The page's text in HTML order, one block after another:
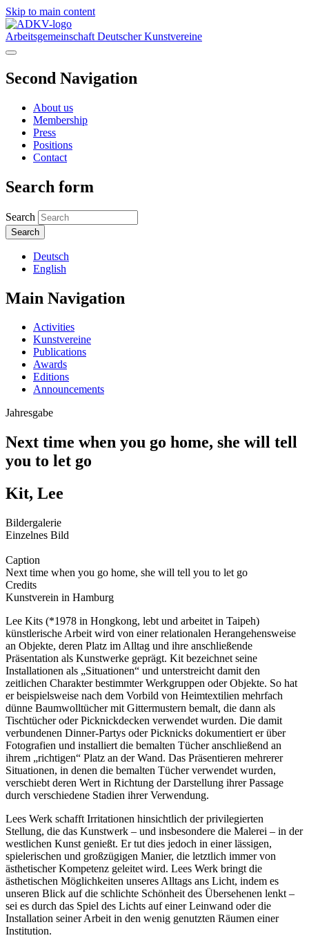
Skip to main content
Arbeitsgemeinschaft Deutscher Kunstvereine
Second Navigation
About us
Membership
Press
Positions
Contact
Search form
Search
Deutsch
English
Main Navigation
Activities
Kunstvereine
Publications
Awards
Editions
Announcements
Jahresgabe
Next time when you go home, she will tell
you to let go
Kit, Lee
Bildergalerie
Einzelnes Bild
Caption
Next time when you go home, she will tell you to let go
Credits
Kunstverein in Hamburg
Lee Kits (*1978 in Hongkong, lebt und arbeitet in Taipeh)
künstlerische Arbeit wird von einer relationalen Herangehensweise
an Objekte, deren Platz im Alltag und ihre anschließende
Präsentation als Kunstwerke geprägt. Kit bezeichnet seine
Installationen als „Situationen“ und unterstreicht damit den
zeitlichen Charakter bestimmter Werkgruppen oder Objekte. So hat
er beispielsweise nach dem Vorbild von Heimtextilien mehrfach
dünne Baumwolltücher mit Gittermustern bemalt, die dann als
Tischtücher oder Picknickdecken verwendet wurden. Die damit
verbundenen Dinner-Partys oder Picknicks dokumentiert er über
Fotografien und installiert die bemalten Tücher anschließend an
ihrem „richtigen“ Platz an der Wand. Das Präsentieren mehrerer
Situationen, in denen die bemalten Tücher verwendet wurden,
verschiebt deren Wert in Richtung der Darstellung ihrer Passage
durch verschiedene Stadien ihrer Verwendung.
Lees Werk schafft Irritationen hinsichtlich der privilegierten
Stellung, die das Kunstwerk – und insbesondere die Malerei – in der
westlichen Kunst genießt. Er tut dies jedoch in einer lässigen,
spielerischen und großzügigen Manier, die letztlich immer von
ästhetischer Kompetenz geleitet wird. Lees Werk bringt die
ästhetischen Möglichkeiten unseres Alltags ans Licht, indem es
unseren Blick auf die schlichte Schönheit des Übersehenen lenkt –
sei es durch das Spiel des Lichts auf einer Leinwand oder die
Installation seiner Arbeit in den wenig genutzten Räumen einer
Institution.